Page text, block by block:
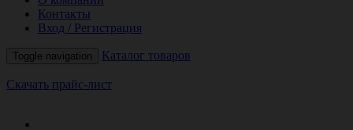
Контакты
Вход / Регистрация
Toggle navigation Каталог товаров
Скачать прайс-лист